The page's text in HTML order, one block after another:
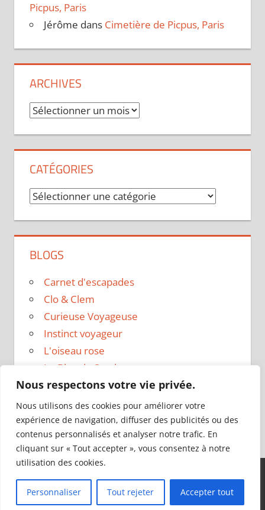
Nous respectons votre vie privée.
Nous utilisons des cookies pour améliorer votre
expérience de navigation, diffuser des publicités ou des
contenus personnalisés et analyser notre trafic. En
cliquant sur « Tout accepter », vous consentez à notre
utilisation des cookies.
Personnaliser Tout rejeter Accepter tout
Picpus, Paris
Jérôme dans Cimetière de Picpus, Paris
ARCHIVES
Archives
CATÉGORIES
Catégories
BLOGS
Carnet d'escapades
Clo & Clem
Curieuse Voyageuse
Instinct voyageur
L'oiseau rose
Le Blog de Sarah
Le sac a dos
Madame Oreille
Voyages et Vagabondages
Thème WordPress : Tortuga par ThemeZee.